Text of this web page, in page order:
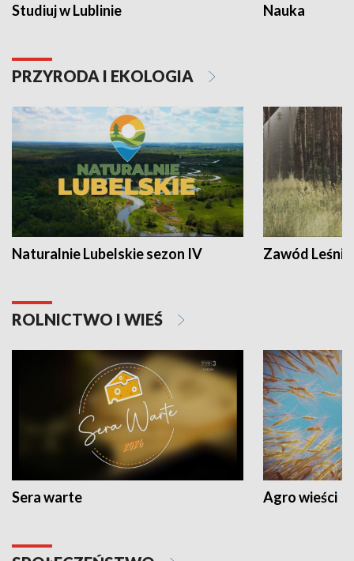
Studiuj w Lublinie Nauka
PRZYRODA I EKOLOGIA
Naturalnie Lubelskie sezon IV Zawód Leśnik
ROLNICTWO I WIEŚ
Sera warte Agro wieści